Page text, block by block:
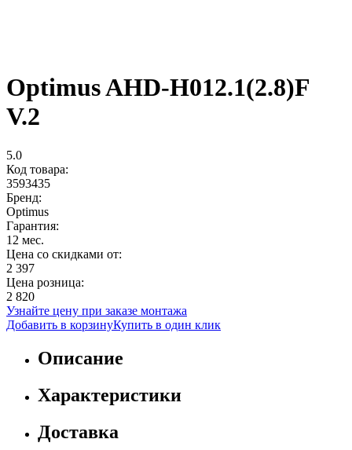
Optimus AHD-H012.1(2.8)F
V.2
5.0
Код товара:
3593435
Бренд:
Optimus
Гарантия:
12 мес.
Цена со скидками от:
2 397
Цена розница:
2 820
Узнайте цену при заказе монтажа
Добавить в корзинуКупить в один клик
Описание
Характеристики
Доставка